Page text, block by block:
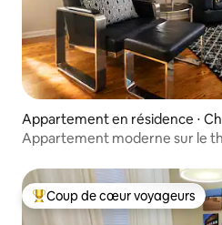
Appartement en résidence ⋅
Appartement moderne sur le
Coups de cœur voyageurs les
Coup de cœur voyageurs